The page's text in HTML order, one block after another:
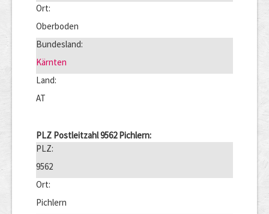
Ort:
Oberboden
Bundesland:
Kärnten
Land:
AT
PLZ Postleitzahl 9562 Pichlern:
PLZ:
9562
Ort:
Pichlern